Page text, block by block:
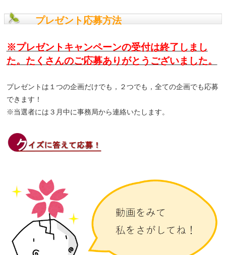
プレゼント応募方法
※プレゼントキャンペーンの受付は終了しまし
た。たくさんのご応募ありがとうございました。
プレゼントは１つの企画だけでも，２つでも，全ての企画でも応募
できます！
※当選者には３月中に事務局から連絡いたします。